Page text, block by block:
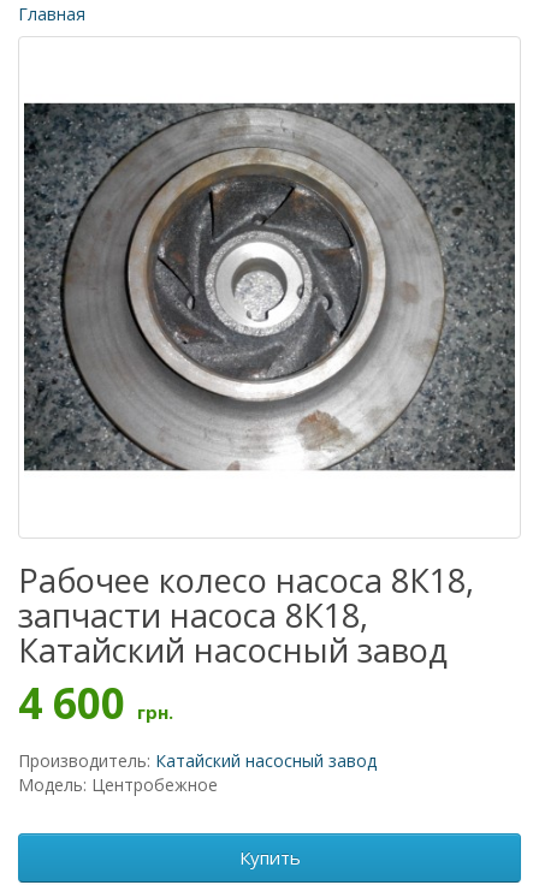
Главная
Рабочее колесо насоса 8К18,
запчасти насоса 8К18,
Катайский насосный завод
4 600 грн.
Производитель: Катайский насосный завод
Модель: Центробежное
Купить